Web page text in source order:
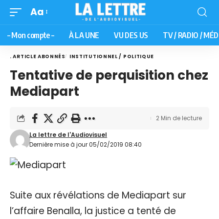
Aa
– Mon compte – À LA UNE VU DES US TV / RADIO /
. ARTICLE ABONNÉS INSTITUTIONNEL / POLITIQUE
Tentative de perquisition chez
Mediapart
Dernière mise à jour 05/02/2019 08:40
La lettre de l'Audiovisuel
2 Min de lecture
Suite aux révélations de Mediapart sur
l’affaire Benalla, la justice a tenté de